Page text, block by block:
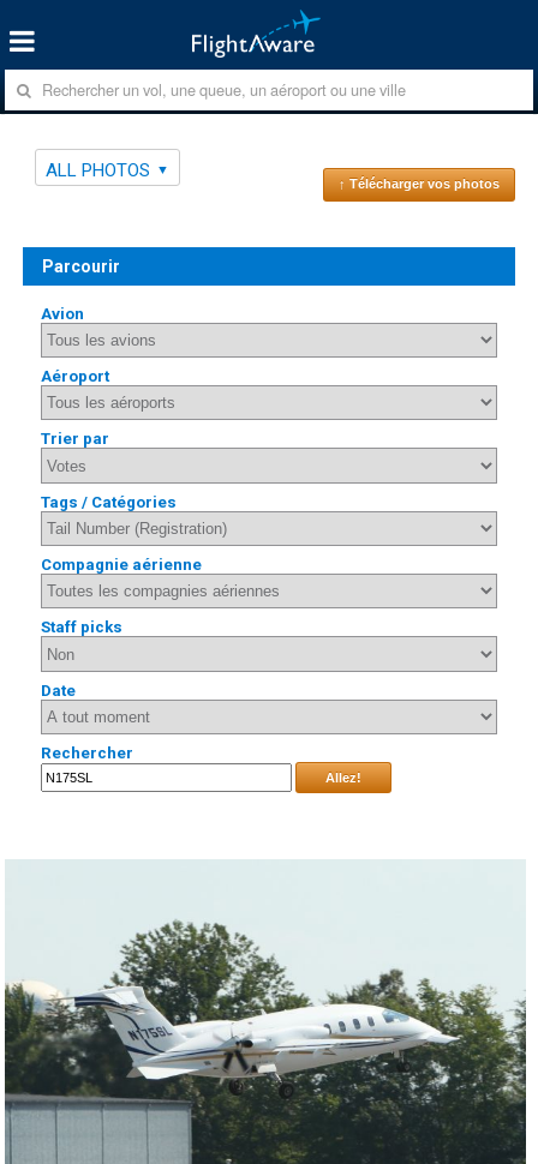
ALL PHOTOS
↑ Télécharger vos photos
Parcourir
Avion
Aéroport
Trier par
Tags / Catégories
Compagnie aérienne
Staff picks
Date
Rechercher
Allez!